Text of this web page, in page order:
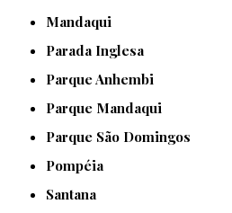
Mandaqui
Parada Inglesa
Parque Anhembi
Parque Mandaqui
Parque São Domingos
Pompéia
Santana